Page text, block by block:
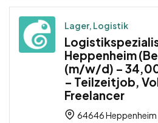
Lager, Logistik
Heppenheim
(m/w/d) –
– Teilzeitjob,
Freelancer
64646 Heppenheim